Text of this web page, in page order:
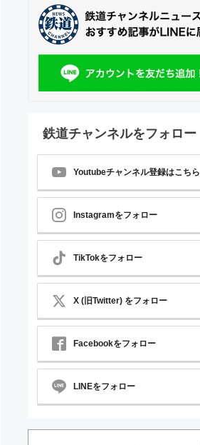
鉄道チャンネルをフォロー
Youtubeチャンネル登録はこちら
Instagramをフォロー
TikTokをフォロー
X (旧Twitter) をフォロー
Facebookをフォロー
LINEをフォロー